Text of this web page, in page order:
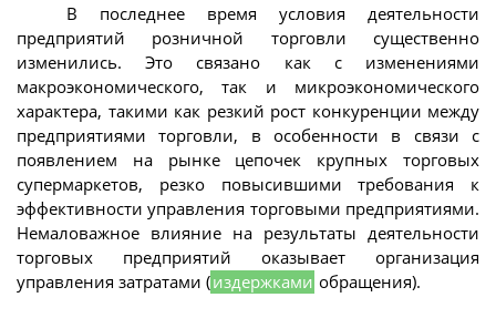
В последнее время условия деятельности
предприятий розничной торговли существенно
изменились. Это связано как с изменениями
макроэкономического, так и микроэкономического
характера, такими как резкий рост конкуренции между
предприятиями торговли, в особенности в связи с
появлением на рынке цепочек крупных торговых
супермаркетов, резко повысившими требования к
эффективности управления торговыми предприятиями.
Немаловажное влияние на результаты деятельности
торговых предприятий оказывает организация
управления затратами (издержками обращения).